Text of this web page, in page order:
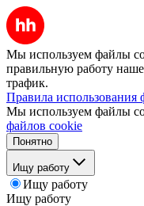
Мы используем файлы
правильную работу
трафик.
Правила использования
Мы используем файлы
файлов cookie
Понятно
Ищу работу
Ищу работу
Ищу работу